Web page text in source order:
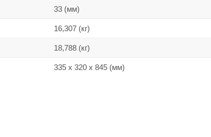
33 (мм)
16,307 (кг)
18,788 (кг)
335 x 320 x 845 (мм)